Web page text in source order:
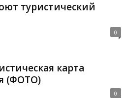
туристический
0
карта
(ФОТО)
0